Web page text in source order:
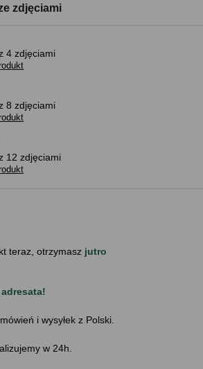
zdjęciami
4 zdjęciami
8 zdjęciami
12 zdjęciami
teraz, otrzymasz jutro
i wysyłek z Polski.
w 24h.